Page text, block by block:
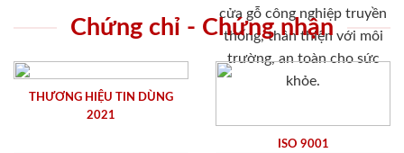
cửa gỗ công nghiệp truyền
thống, thân thiện với môi
trường, an toàn cho sức
khỏe.
Chứng chỉ - Chứng nhận
THƯƠNG HIỆU TIN DÙNG
2021
ISO 9001